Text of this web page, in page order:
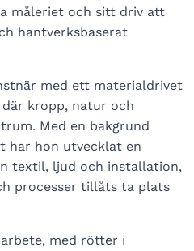
måleriet och sitt driv att
hantverksbaserat
med ett materialdrivet
kropp, natur och
Med en bakgrund
har hon utvecklat en
textil, ljud och installation,
processer tillåts ta plats
med rötter i